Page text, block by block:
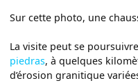
Sur cette photo, une
La visite peut se
piedras, à quelques
d’érosion granitique